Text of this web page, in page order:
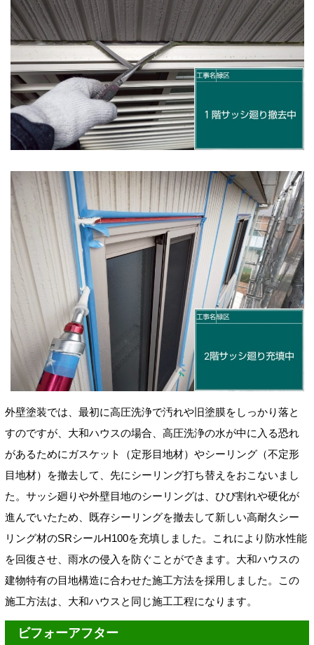
外壁塗装では、最初に高圧洗浄で汚れや旧塗膜をしっかり落と
すのですが、大和ハウスの場合、高圧洗浄の水が中に入る恐れ
があるためにガスケット（定形目地材）やシーリング（不定形
目地材）を撤去して、先にシーリング打ち替えをおこないまし
た。サッシ廻りや外壁目地のシーリングは、ひび割れや硬化が
進んでいたため、既存シーリングを撤去して新しい高耐久シー
リング材のSRシールH100を充填しました。これにより防水性能
を回復させ、雨水の侵入を防ぐことができます。大和ハウスの
建物特有の目地構造に合わせた施工方法を採用しました。この
施工方法は、大和ハウスと同じ施工工程になります。
ビフォーアフター